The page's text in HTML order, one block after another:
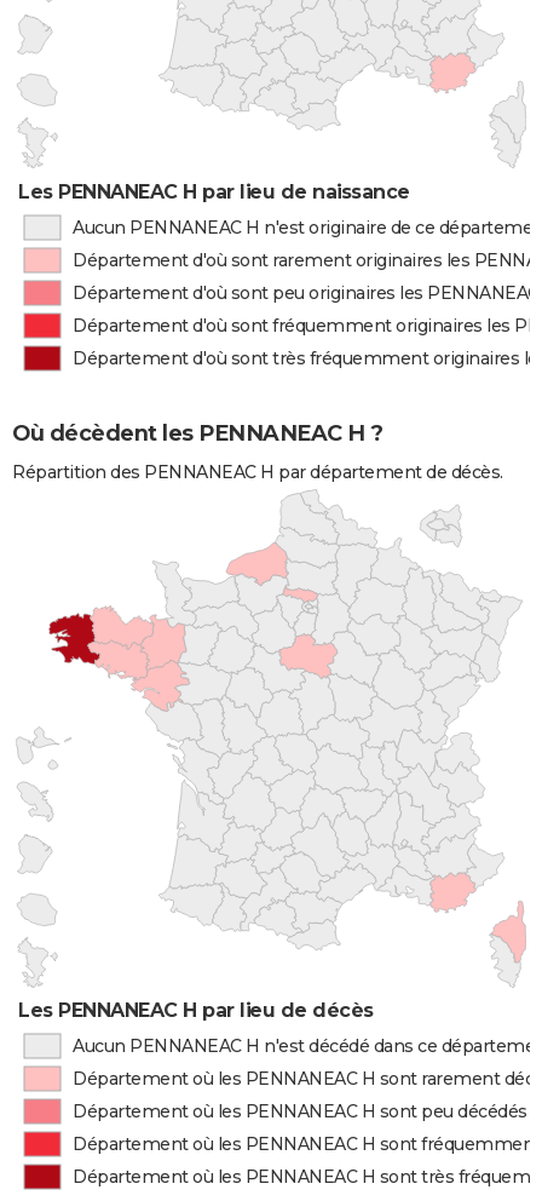
Les PENNANEAC H par lieu de naissance
Aucun PENNANEAC H n'est originaire de ce
Département d'où sont rarement originaires les
Département d'où sont peu originaires les
Département d'où sont fréquemment originaires les
Département d'où sont très fréquemment originaires
Où décèdent les PENNANEAC H ?
Répartition des PENNANEAC H par département de décès.
Les PENNANEAC H par lieu de décès
Aucun PENNANEAC H n'est décédé dans ce
Département où les PENNANEAC H sont rarement
Département où les PENNANEAC H sont peu décédés
Département où les PENNANEAC H sont
Département où les PENNANEAC H sont très